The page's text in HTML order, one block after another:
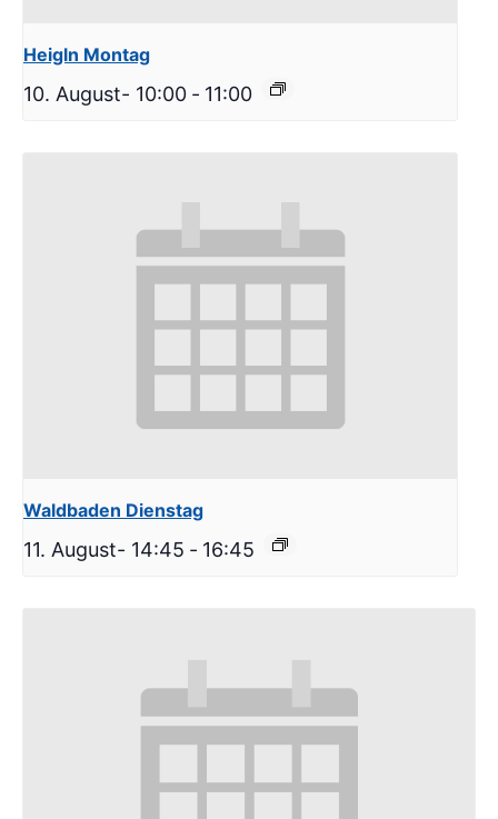
Heigln Montag
10. August- 10:00 - 11:00
Waldbaden Dienstag
11. August- 14:45 - 16:45